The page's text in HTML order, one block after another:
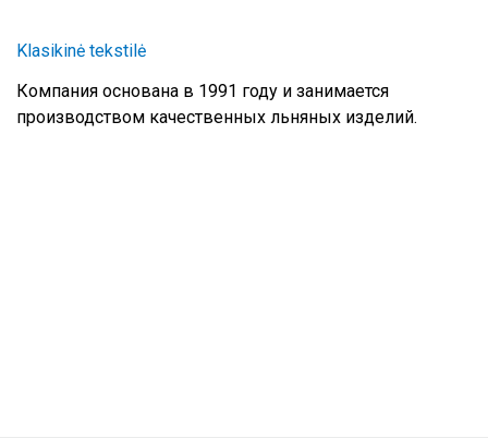
Klasikinė tekstilė
Компания основана в 1991 году и занимается
производством качественных льняных изделий.